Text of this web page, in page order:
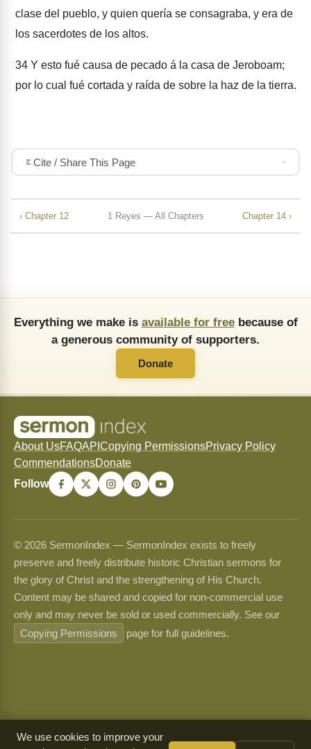
clase del pueblo, y quien quería se consagraba, y era de
los sacerdotes de los altos.
34 Y esto fué causa de pecado á la casa de Jeroboam;
por lo cual fué cortada y raída de sobre la haz de la tierra.
Cite / Share This Page
‹ Chapter 12 1 Reyes — All Chapters Chapter 14 ›
Everything we make is available for freebecause of
a generous community of supporters.
Donate
About UsFAQAPI Copying PermissionsPrivacy Policy
CommendationsDonate
Follow
© 2026 SermonIndex — SermonIndex exists to freely
preserve and freely distribute historic Christian sermons for
the glory of Christ and the strengthening of His Church.
Content may be shared and copied for non-commercial use
only and may never be sold or used commercially. See our
Copying Permissions
page for full guidelines.
We use cookies to improve your